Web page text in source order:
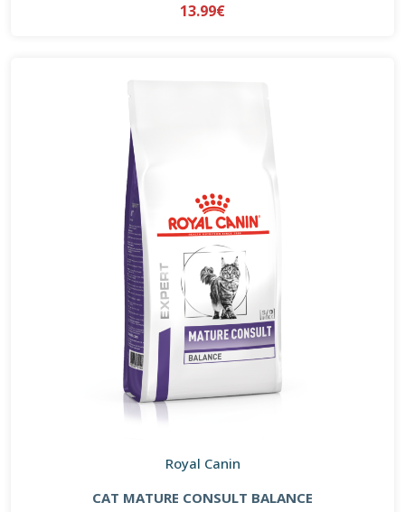
13.99€
Royal Canin
CAT MATURE CONSULT BALANCE